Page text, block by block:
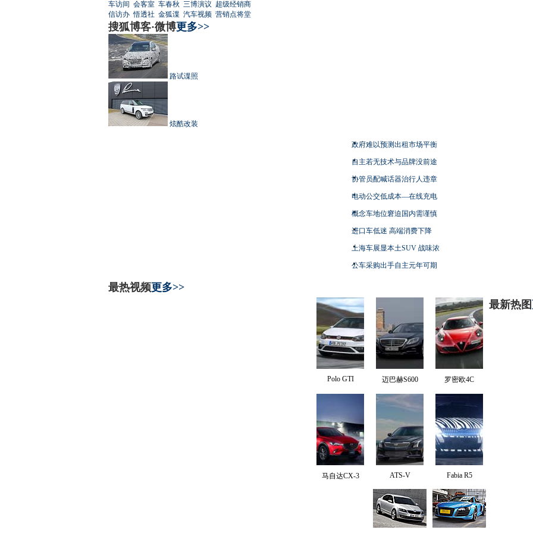
车访间 会客室 车春秋 三博演议 超级经销商
信访办 悟透社 金狐谍 汽车视频 营销点将堂
搜狐博客·微博更多>>
路试谍照
炫酷改装
政府难以预测出租市场平衡
自主若无技术与品牌没前途
协管员配喊话器治行人违章
电动公交低成本—在线充电
概念车地位窘迫国内需谨慎
进口车低迷 高端消费下降
上海车展显本土SUV 战味浓
公车采购出手自主元年可期
最热视频更多>>
Polo GTI 迈巴赫S600 罗密欧4C
马自达CX-3 ATS-V Fabia R5
最新热图